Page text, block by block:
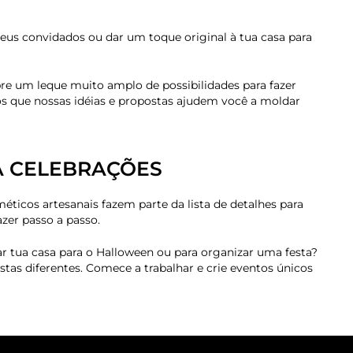
convidados ou dar um toque original à tua casa para
um leque muito amplo de possibilidades para fazer
que nossas idéias e propostas ajudem você a moldar
CELEBRAÇÕES
artesanais fazem parte da lista de detalhes para
passo a passo.
tua casa para o Halloween ou para organizar uma festa?
diferentes. Comece a trabalhar e crie eventos únicos